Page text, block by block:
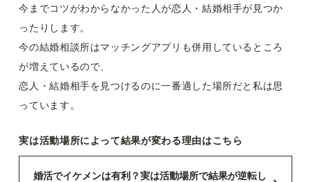
今までコツがわからなかった人が恋人・結婚相手が見つか
ったりします。
今の結婚相談所はマッチングアプリも併用しているところ
が増えているので、
恋人・結婚相手を見つけるのに一番適した場所だと私は思
っています。
実は活動場所によって結果が変わる理由はこちら
婚活でイケメンは有利？実は活動場所で結果が逆転し